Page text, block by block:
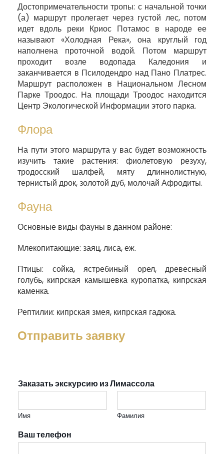
Достопримечательности тропы: с начальной точки
(а) маршрут пролегает через густой лес, потом
идет вдоль реки Криос Потамос в народе ее
называют «Холодная Река», она круглый год
наполнена проточной водой. Потом маршрут
проходит возле водопада Каледония и
заканчивается в Псилодендро над Пано Платрес.
Маршрут расположен в Национальном Лесном
Парке Троодос. На площади Троодос находится
Центр Экологической Информации этого парка.
Флора
На пути этого маршрута у вас будет возможность
изучить такие растения: фиолетовую резуху,
тродосский шалфей, мяту длиннолистную,
тернистый дрок, золотой дуб, молочай Афродиты.
Фауна
Основные виды фауны в данном районе:
Млекопитающие: заяц, лиса, еж.
Птицы: сойка, ястребиный орел, древесный
голубь, кипрская камышевка куропатка, кипрская
каменка.
Рептилии: кипрская змея, кипрская гадюка.
Отправить заявку
Заказать экскурсию из Лимассола
Имя Фамилия
Ваш телефон